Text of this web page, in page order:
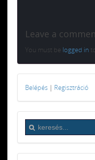
Leave a
You must be logged in
Belépés | Regisztráció